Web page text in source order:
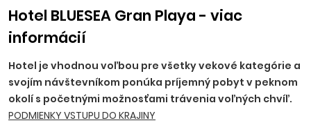
Hotel BLUESEA Gran Playa - viac
informácií
Hotel je vhodnou voľbou pre všetky vekové kategórie a
svojím návštevníkom ponúka príjemný pobyt v peknom
okolí s početnými možnosťami trávenia voľných chvíľ.
PODMIENKY VSTUPU DO KRAJINY